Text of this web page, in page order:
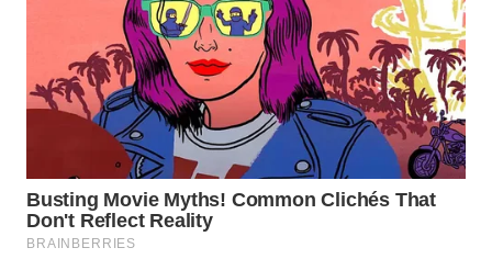
TIMUR
WN
SEMARANG
WN
SOLO